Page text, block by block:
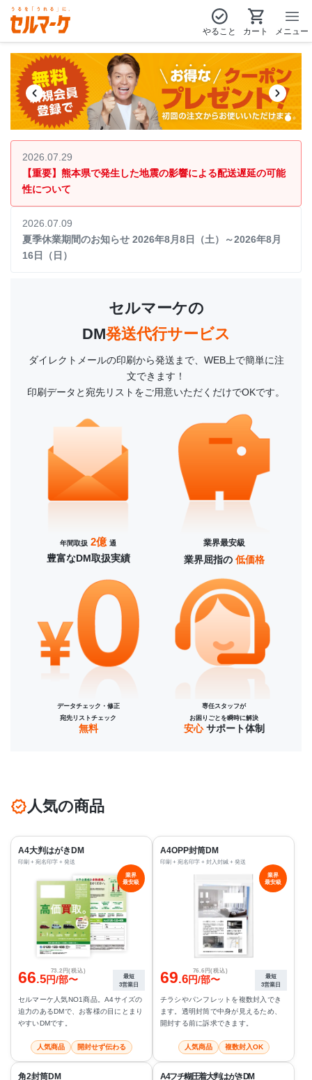
やること カート メニュー
2026.07.29
【重要】熊本県で発生した地震の影響による配送遅延の可能
性について
2026.07.09
夏季休業期間のお知らせ 2026年8月8日（土）～2026年8月
16日（日）
セルマーケの
DM発送代行サービス
ダイレクトメールの印刷から発送まで、WEB上で簡単に注
文できます！
印刷データと宛先リストをご用意いただくだけでOKです。
年間取扱 2億 通
豊富なDM取扱実績
業界最安級
業界屈指の 低価格
データチェック・修正
宛先リストチェック
無料
専任スタッフが
お困りごとを瞬時に解決
安心 サポート体制
人気の商品
A4大判はがきDM
印刷 + 宛名印字 + 発送
業界
最安級
66.5円/部〜
73.2円(税込)
最短
3営業日
セルマーケ人気NO1商品。A4サイズの
迫力のあるDMで、お客様の目にとまり
やすいDMです。
人気商品 開封せず伝わる
A4OPP封筒DM
印刷 + 宛名印字 + 封入封緘 + 発送
業界
最安級
69.6円/部〜
76.6円(税込)
最短
3営業日
チラシやパンフレットを複数封入でき
ます。透明封筒で中身が見えるため、
開封する前に訴求できます。
人気商品 複数封入OK
角2封筒DM A4フチ糊圧着大判はがきDM